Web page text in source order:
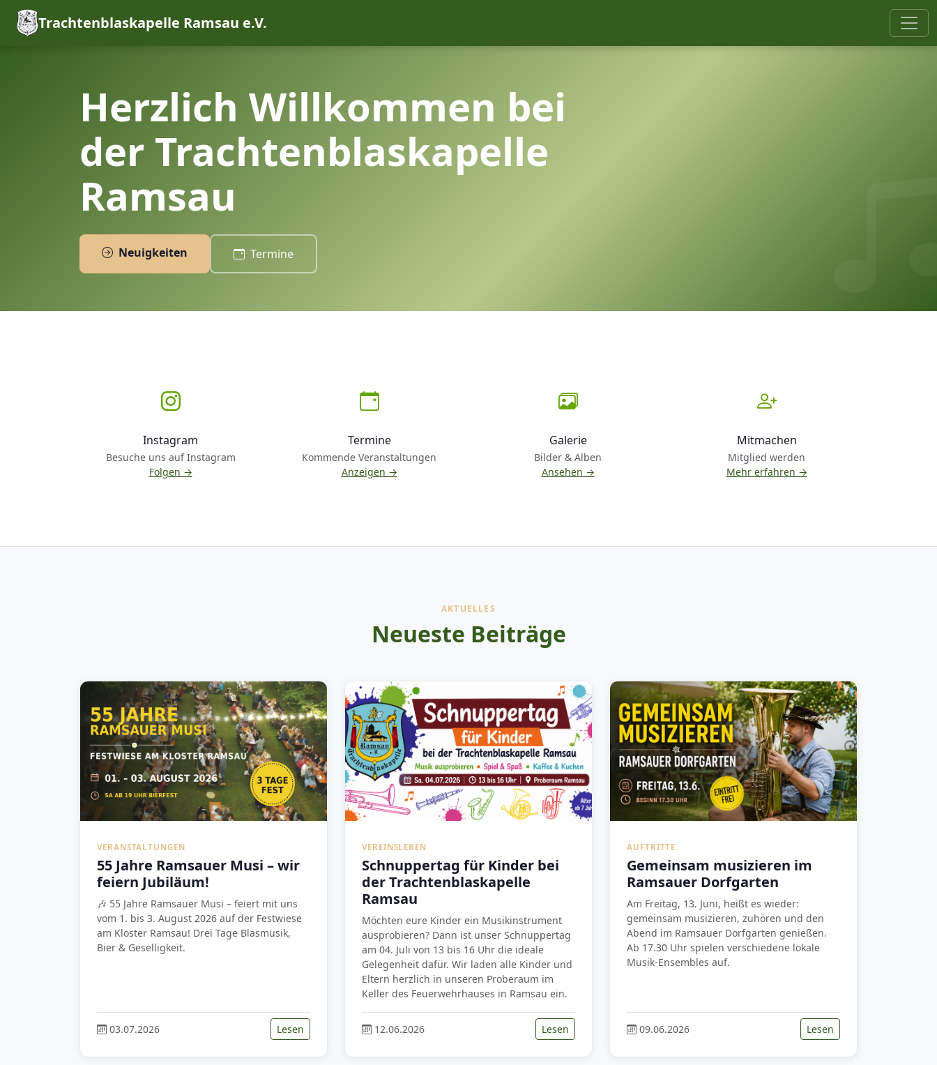
Trachtenblaskapelle Ramsau e.V.
Herzlich Willkommen bei
der Trachtenblaskapelle
Ramsau
Neuigkeiten Termine
Instagram
Besuche uns auf Instagram
Folgen →
Termine
Kommende Veranstaltungen
Anzeigen →
Galerie
Bilder & Alben
Ansehen →
Mitmachen
Mitglied werden
Mehr erfahren →
AKTUELLES
Neueste Beiträge
VERANSTALTUNGEN
55 Jahre Ramsauer Musi – wir
feiern Jubiläum!
🎶 55 Jahre Ramsauer Musi – feiert mit uns
vom 1. bis 3. August 2026 auf der Festwiese
am Kloster Ramsau! Drei Tage Blasmusik,
Bier & Geselligkeit.
03.07.2026 Lesen
VEREINSLEBEN
Schnuppertag für Kinder bei
der Trachtenblaskapelle
Ramsau
Möchten eure Kinder ein Musikinstrument
ausprobieren? Dann ist unser Schnuppertag
am 04. Juli von 13 bis 16 Uhr die ideale
Gelegenheit dafür. Wir laden alle Kinder und
Eltern herzlich in unseren Proberaum im
Keller des Feuerwehrhauses in Ramsau ein.
12.06.2026 Lesen
AUFTRITTE
Gemeinsam musizieren im
Ramsauer Dorfgarten
Am Freitag, 13. Juni, heißt es wieder:
gemeinsam musizieren, zuhören und den
Abend im Ramsauer Dorfgarten genießen.
Ab 17.30 Uhr spielen verschiedene lokale
Musik-Ensembles auf.
09.06.2026 Lesen